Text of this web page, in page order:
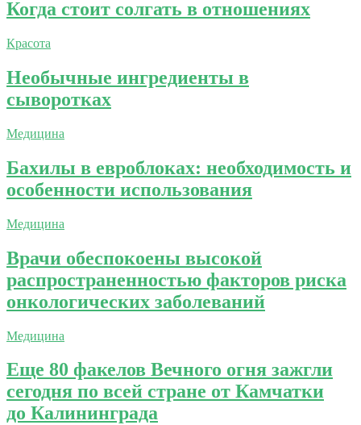
Когда стоит солгать в отношениях
Красота
Необычные ингредиенты в
сыворотках
Медицина
Бахилы в евроблоках: необходимость и
особенности использования
Медицина
Врачи обеспокоены высокой
распространенностью факторов риска
онкологических заболеваний
Медицина
Еще 80 факелов Вечного огня зажгли
сегодня по всей стране от Камчатки
до Калининграда